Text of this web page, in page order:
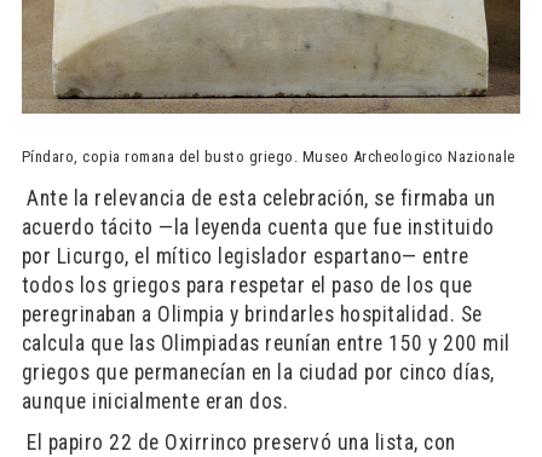
Píndaro, copia romana del busto griego. Museo Archeologico Nazionale
​ Ante la relevancia de esta celebración, se firmaba un
acuerdo tácito —la leyenda cuenta que fue instituido
por Licurgo, el mítico legislador espartano— entre
todos los griegos para respetar el paso de los que
peregrinaban a Olimpia y brindarles hospitalidad. Se
calcula que las Olimpiadas reunían entre 150 y 200 mil
griegos que permanecían en la ciudad por cinco días,
aunque inicialmente eran dos.
​ El papiro 22 de Oxirrinco preservó una lista, con